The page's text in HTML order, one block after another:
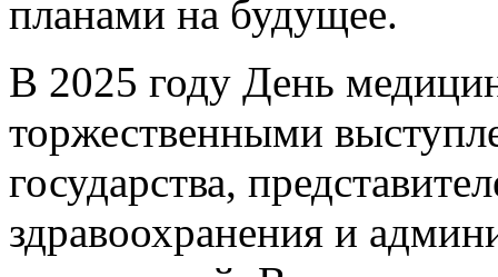
планами на будущее.
В 2025 году День
торжественными
государства,
здравоохранения и